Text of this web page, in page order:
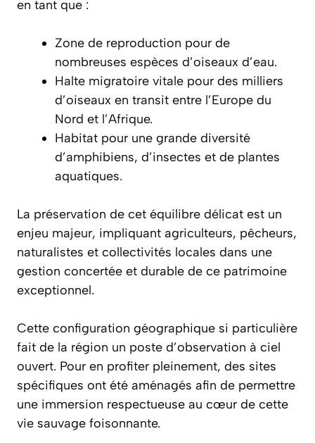
en tant que :
Zone de reproduction pour de
nombreuses espèces d’oiseaux d’eau.
Halte migratoire vitale pour des milliers
d’oiseaux en transit entre l’Europe du
Nord et l’Afrique.
Habitat pour une grande diversité
d’amphibiens, d’insectes et de plantes
aquatiques.
La préservation de cet équilibre délicat est un
enjeu majeur, impliquant agriculteurs, pêcheurs,
naturalistes et collectivités locales dans une
gestion concertée et durable de ce patrimoine
exceptionnel.
Cette configuration géographique si particulière
fait de la région un poste d’observation à ciel
ouvert. Pour en profiter pleinement, des sites
spécifiques ont été aménagés afin de permettre
une immersion respectueuse au cœur de cette
vie sauvage foisonnante.